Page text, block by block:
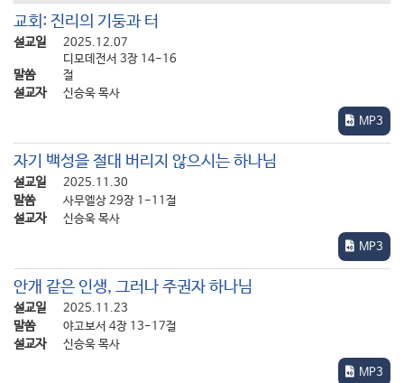
교회: 진리의 기둥과 터
설교일 2025.12.07
말씀
디모데전서 3장 14-16
절
설교자 신승욱 목사
MP3
자기 백성을 절대 버리지 않으시는 하나님
설교일 2025.11.30
말씀 사무엘상 29장 1-11절
설교자 신승욱 목사
MP3
안개 같은 인생, 그러나 주권자 하나님
설교일 2025.11.23
말씀 야고보서 4장 13-17절
설교자 신승욱 목사
MP3